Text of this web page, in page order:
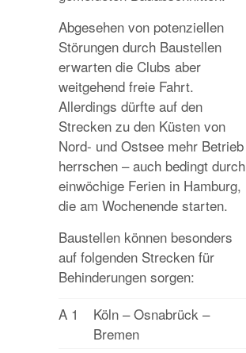
Abgesehen von potenziellen
Störungen durch Baustellen
erwarten die Clubs aber
weitgehend freie Fahrt.
Allerdings dürfte auf den
Strecken zu den Küsten von
Nord- und Ostsee mehr Betrieb
herrschen – auch bedingt durch
einwöchige Ferien in Hamburg,
die am Wochenende starten.
Baustellen können besonders
auf folgenden Strecken für
Behinderungen sorgen:
A 1
Köln – Osnabrück –
Bremen